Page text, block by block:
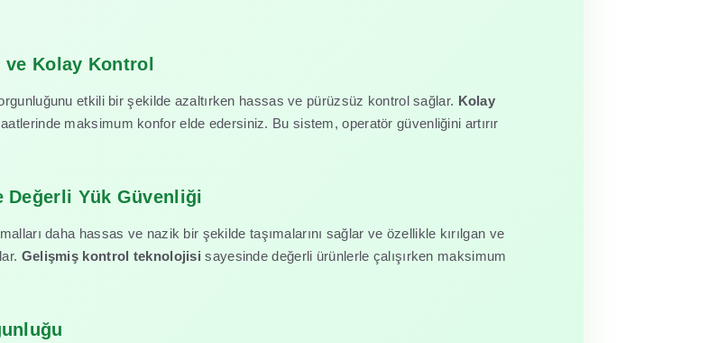
Kolay Kontrol
etkili bir şekilde azaltırken hassas ve pürüzsüz kontrol sağlar. Kolay
maksimum konfor elde edersiniz. Bu sistem, operatör güvenliğini artırır
Değerli Yük Güvenliği
daha hassas ve nazik bir şekilde taşımalarını sağlar ve özellikle kırılgan ve
Gelişmiş kontrol teknolojisi sayesinde değerli ürünlerle çalışırken maksimum